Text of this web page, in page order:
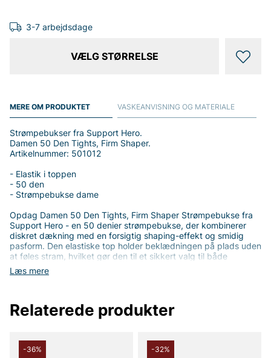
3-7 arbejdsdage
VÆLG STØRRELSE
MERE OM PRODUKTET
Læs mere
Strømpebukser fra Support Hero.
Damen 50 Den Tights, Firm Shaper.
Artikelnummer: 501012
- Elastik i toppen
- 50 den
- Strømpebukse dame
Opdag Damen 50 Den Tights, Firm Shaper Strømpebukse fra
Support Hero - en 50 denier strømpebukse, der kombinerer
diskret dækning med en forsigtig shaping-effekt og smidig
pasform. Den elastiske top holder beklædningen på plads uden
at føles stram, hvilket gør den til et sikkert valg til både
hverdag og mere formelle anledninger.
strækbarhed og restitution, mens 1% bomuld bidrager med
blødhed og komfort mod huden. Denne blanding giver en
selv hele dagen.
VASKEANVISNING OG MATERIALE
Relaterede produkter
-36% -32%